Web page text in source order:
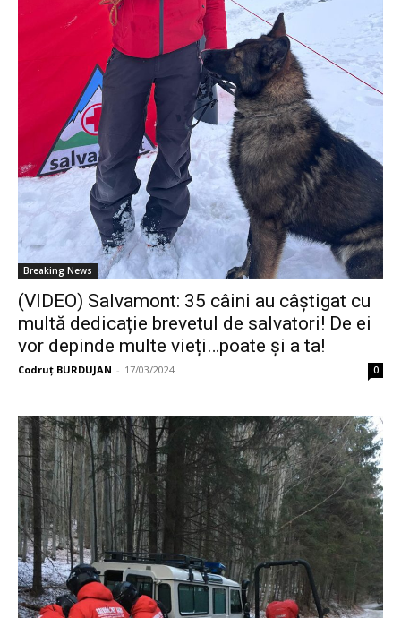
Breaking News
(VIDEO) Salvamont: 35 câini au câștigat cu
multă dedicație brevetul de salvatori! De ei
vor depinde multe vieți…poate și a ta!
Codruț BURDUJAN - 17/03/2024 0